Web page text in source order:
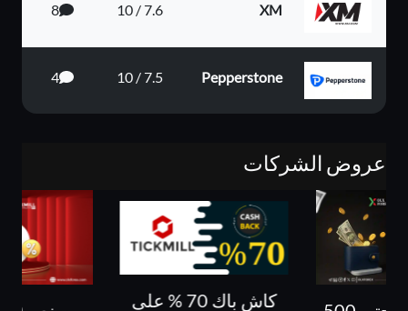
XM
7.6 / 10
8
Pepperstone
7.5 / 10
4
عروض الشركات
كاش باك 70 % على